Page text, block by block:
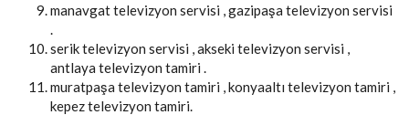
manavgat televizyon servisi , gazipaşa televizyon servisi
.
serik televizyon servisi , akseki televizyon servisi ,
antlaya televizyon tamiri .
muratpaşa televizyon tamiri , konyaaltı televizyon tamiri ,
kepez televizyon tamiri.